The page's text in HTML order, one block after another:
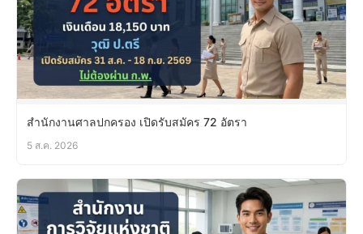
สำนักงานศาลปกครอง เปิดรับสมัคร 72 อัตรา
5 ส.ค. 2026